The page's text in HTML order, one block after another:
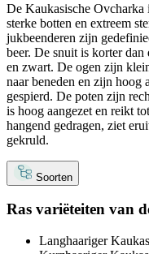
De Kaukasische Ovcharka
sterke botten en extreem
jukbeenderen zijn
beer. De snuit is korter dan
en zwart. De ogen zijn
naar beneden en zijn ​​hoog
gespierd. De poten zijn
is hoog aangezet en reikt
hangend gedragen, ziet
gekruld.
Soorten
Ras variëteiten van
Langhaariger